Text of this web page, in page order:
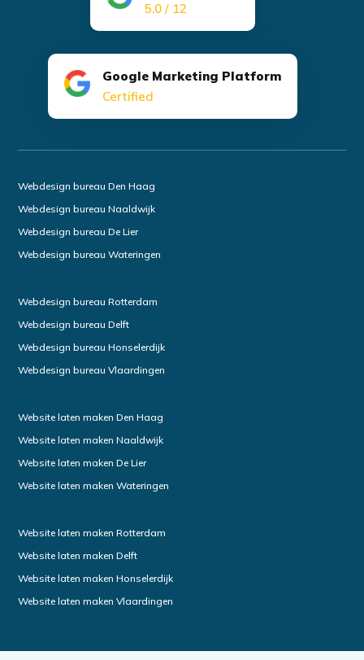
5.0 / 12
Google Marketing Platform
Certified
Webdesign bureau Den Haag
Webdesign bureau Naaldwijk
Webdesign bureau De Lier
Webdesign bureau Wateringen
Webdesign bureau Rotterdam
Webdesign bureau Delft
Webdesign bureau Honselerdijk
Webdesign bureau Vlaardingen
Website laten maken Den Haag
Website laten maken Naaldwijk
Website laten maken De Lier
Website laten maken Wateringen
Website laten maken Rotterdam
Website laten maken Delft
Website laten maken Honselerdijk
Website laten maken Vlaardingen